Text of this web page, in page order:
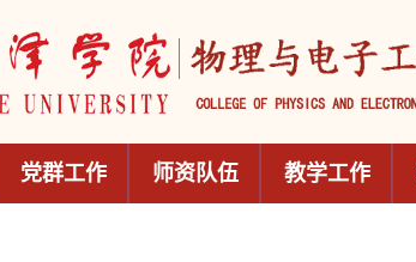
党群工作 师资队伍 教学工作